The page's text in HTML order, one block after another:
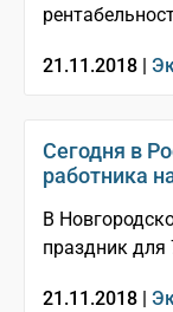
21.11.2018 |
Сегодня в
работника
В
праздник для
21.11.2018 |